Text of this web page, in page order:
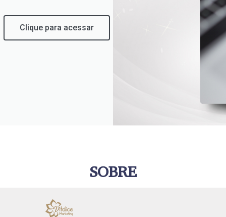
Clique para acessar
SOBRE